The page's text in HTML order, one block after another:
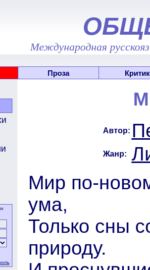
Международная
Проза
Автор:
Жанр:
Мир по-
ума,
Только сны
природу.